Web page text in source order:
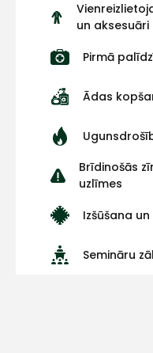
un aksesuāri
Pirmā
Ādas
Brīdinošās
uzlīmes
Izšūšana
Semināru